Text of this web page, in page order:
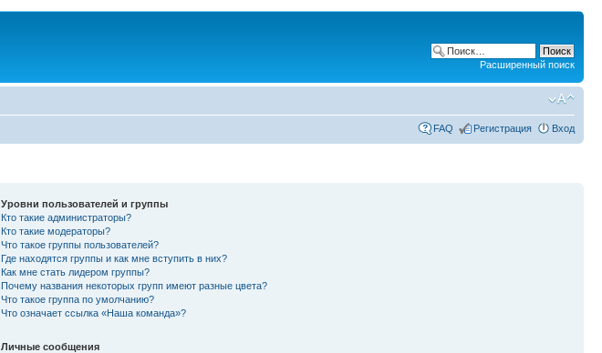
Расширенный поиск
FAQ Регистрация Вход
Уровни пользователей и группы
Кто такие администраторы?
Кто такие модераторы?
Что такое группы пользователей?
Где находятся группы и как мне вступить в них?
Как мне стать лидером группы?
Почему названия некоторых групп имеют разные цвета?
Что такое группа по умолчанию?
Что означает ссылка «Наша команда»?
Личные сообщения